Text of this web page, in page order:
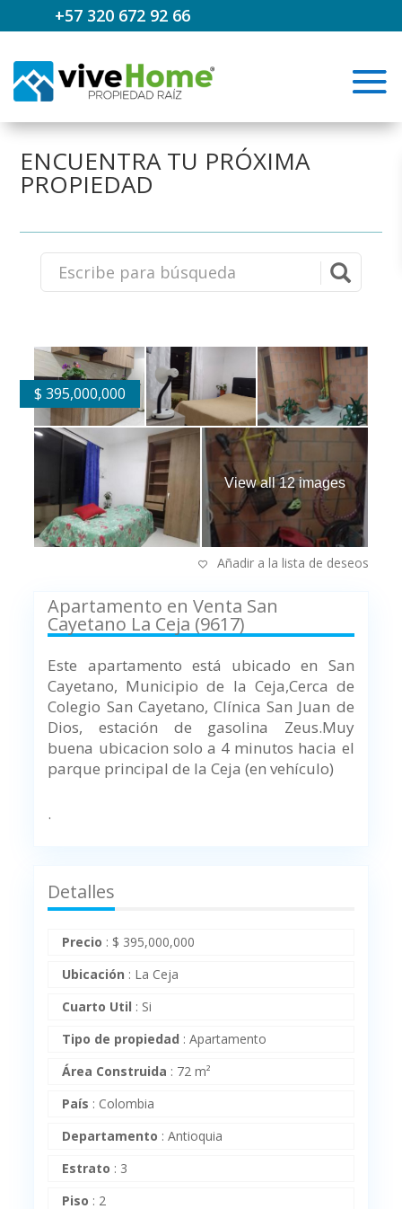
+57 320 672 92 66
ENCUENTRA TU PRÓXIMA
PROPIEDAD
$ 395,000,000
View all 12 images
Añadir a la lista de deseos
Apartamento en Venta San
Cayetano La Ceja (9617)
Este apartamento está ubicado en San
Cayetano, Municipio de la Ceja,Cerca de
Colegio San Cayetano, Clínica San Juan de
Dios, estación de gasolina Zeus.Muy
buena ubicacion solo a 4 minutos hacia el
parque principal de la Ceja (en vehículo)
.
Detalles
Precio : $ 395,000,000
Ubicación : La Ceja
Cuarto Util : Si
Tipo de propiedad :Apartamento
Área Construida : 72 m²
País : Colombia
Departamento :Antioquia
Estrato : 3
Piso : 2